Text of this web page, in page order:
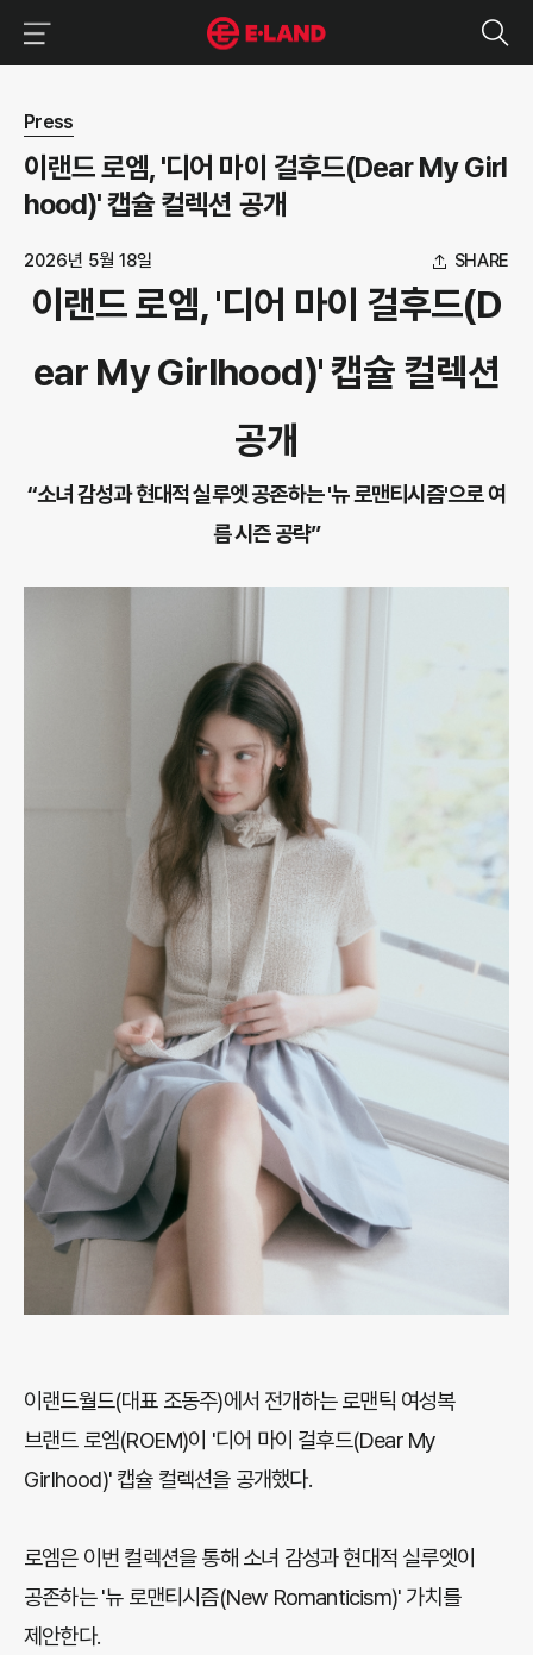
뉴스 상세보기
Press
이랜드 로엠, '디어 마이 걸후드(Dear My Girl
hood)' 캡슐 컬렉션 공개
2026년 5월 18일 SHARE
이랜드 로엠, '디어 마이 걸후드(D
ear My Girlhood)' 캡슐 컬렉션
공개
“소녀 감성과 현대적 실루엣 공존하는 '뉴 로맨티시즘'으로 여
름 시즌 공략”
이랜드월드(대표 조동주)에서 전개하는 로맨틱 여성복
브랜드 로엠(ROEM)이 '디어 마이 걸후드(Dear My
Girlhood)' 캡슐 컬렉션을 공개했다.
로엠은 이번 컬렉션을 통해 소녀 감성과 현대적 실루엣이
공존하는 '뉴 로맨티시즘(New Romanticism)' 가치를
제안한다.